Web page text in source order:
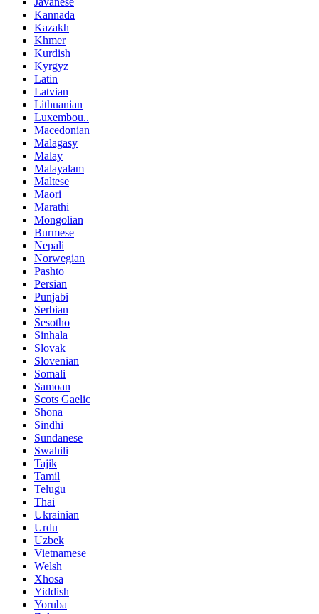
Kannada
Kazakh
Khmer
Kurdish
Kyrgyz
Latin
Latvian
Lithuanian
Luxembou..
Macedonian
Malagasy
Malay
Malayalam
Maltese
Maori
Marathi
Mongolian
Burmese
Nepali
Norwegian
Pashto
Persian
Punjabi
Serbian
Sesotho
Sinhala
Slovak
Slovenian
Somali
Samoan
Scots Gaelic
Shona
Sindhi
Sundanese
Swahili
Tajik
Tamil
Telugu
Thai
Ukrainian
Urdu
Uzbek
Vietnamese
Welsh
Xhosa
Yiddish
Yoruba